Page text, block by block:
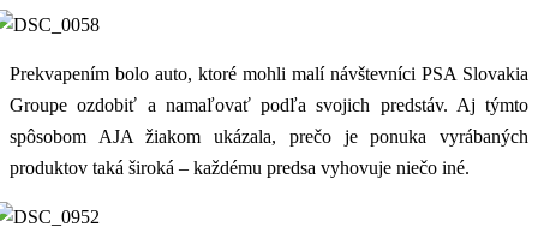
Prekvapením bolo auto, ktoré mohli malí návštevníci PSA Slovakia
Groupe ozdobiť a namaľovať podľa svojich predstáv. Aj týmto
spôsobom AJA žiakom ukázala, prečo je ponuka vyrábaných
produktov taká široká – každému predsa vyhovuje niečo iné.